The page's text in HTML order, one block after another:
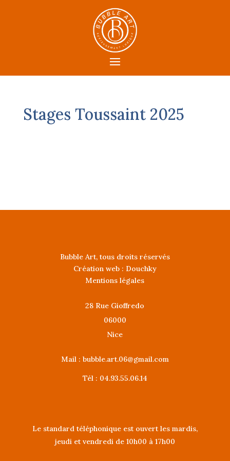
Stages Toussaint 2025
Bubble Art, tous droits réservés
Création web : Douchky
Mentions légales
28 Rue Gioffredo
06000
Nice
Mail : bubble.art.06@gmail.com
Tél : 04.93.55.06.14
Le standard téléphonique est ouvert les mardis,
jeudi et vendredi de 10h00 à 17h00